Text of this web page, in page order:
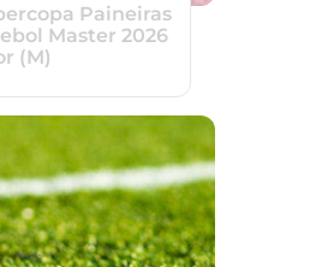
Paineiras
Master 2026
(M)